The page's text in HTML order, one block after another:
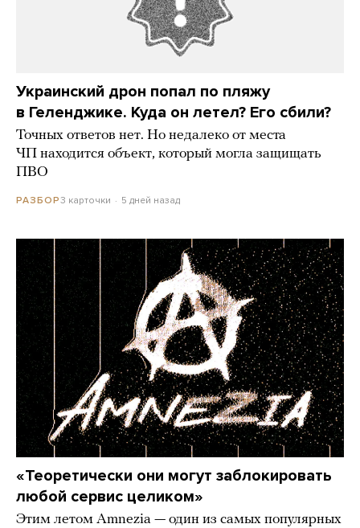
Украинский дрон попал по пляжу
в Геленджике. Куда он летел? Его сбили?
Точных ответов нет. Но недалеко от места
ЧП находится объект, который могла защищать
ПВО
РАЗБОР3 карточки 5 дней назад
«Теоретически они могут заблокировать
любой сервис целиком»
Этим летом Amnezia — один из самых популярных